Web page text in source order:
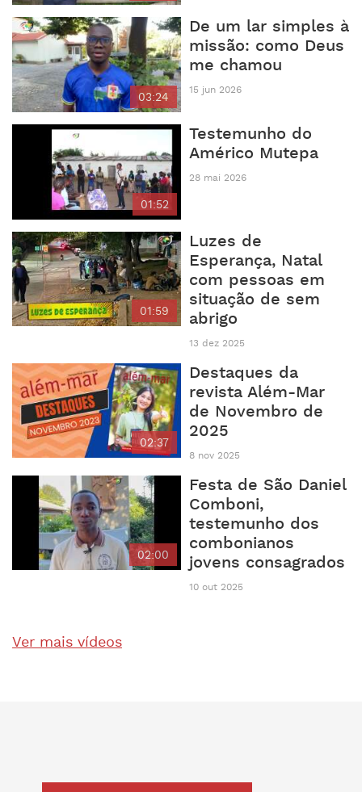
03:24
De um lar simples à
missão: como Deus
me chamou
15 jun 2026
01:52
Testemunho do
Américo Mutepa
28 mai 2026
01:59
Luzes de
Esperança, Natal
com pessoas em
situação de sem
abrigo
13 dez 2025
02:37
Destaques da
revista Além-Mar
de Novembro de
2025
8 nov 2025
02:00
Festa de São Daniel
Comboni,
testemunho dos
combonianos
jovens consagrados
10 out 2025
Ver mais vídeos